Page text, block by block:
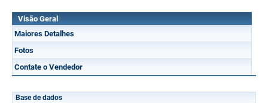
Visão Geral
Maiores Detalhes
Fotos
Contate o Vendedor
Base de dados